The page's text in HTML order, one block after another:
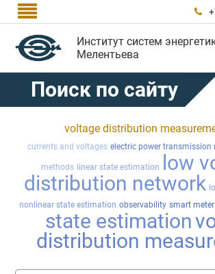
 
Институт систем
Мелентьева
Поиск по сайту
voltage distribution
currents and voltages electric power transmission
methods linear state estimation
low
distribution network
nonlinear state estimation observability smart
state estimation
distribution